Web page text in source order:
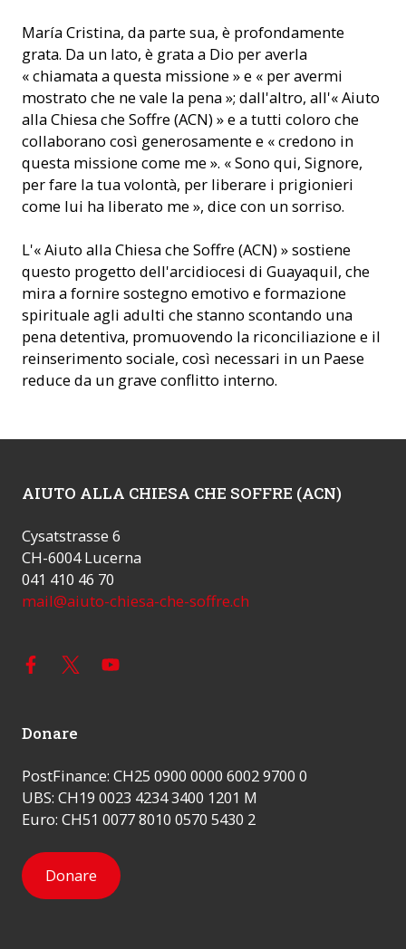
María Cristina, da parte sua, è profondamente
grata. Da un lato, è grata a Dio per averla
« chiamata a questa missione » e « per avermi
mostrato che ne vale la pena »; dall'altro, all'« Aiuto
alla Chiesa che Soffre (ACN) » e a tutti coloro che
collaborano così generosamente e « credono in
questa missione come me ». « Sono qui, Signore,
per fare la tua volontà, per liberare i prigionieri
come lui ha liberato me », dice con un sorriso.
L'« Aiuto alla Chiesa che Soffre (ACN) » sostiene
questo progetto dell'arcidiocesi di Guayaquil, che
mira a fornire sostegno emotivo e formazione
spirituale agli adulti che stanno scontando una
pena detentiva, promuovendo la riconciliazione e il
reinserimento sociale, così necessari in un Paese
reduce da un grave conflitto interno.
AIUTO ALLA CHIESA CHE SOFFRE (ACN)
Cysatstrasse 6
CH-6004 Lucerna
041 410 46 70
mail@aiuto-chiesa-che-soffre.ch
Donare
PostFinance: CH25 0900 0000 6002 9700 0
UBS: CH19 0023 4234 3400 1201 M
Euro: CH51 0077 8010 0570 5430 2
Donare